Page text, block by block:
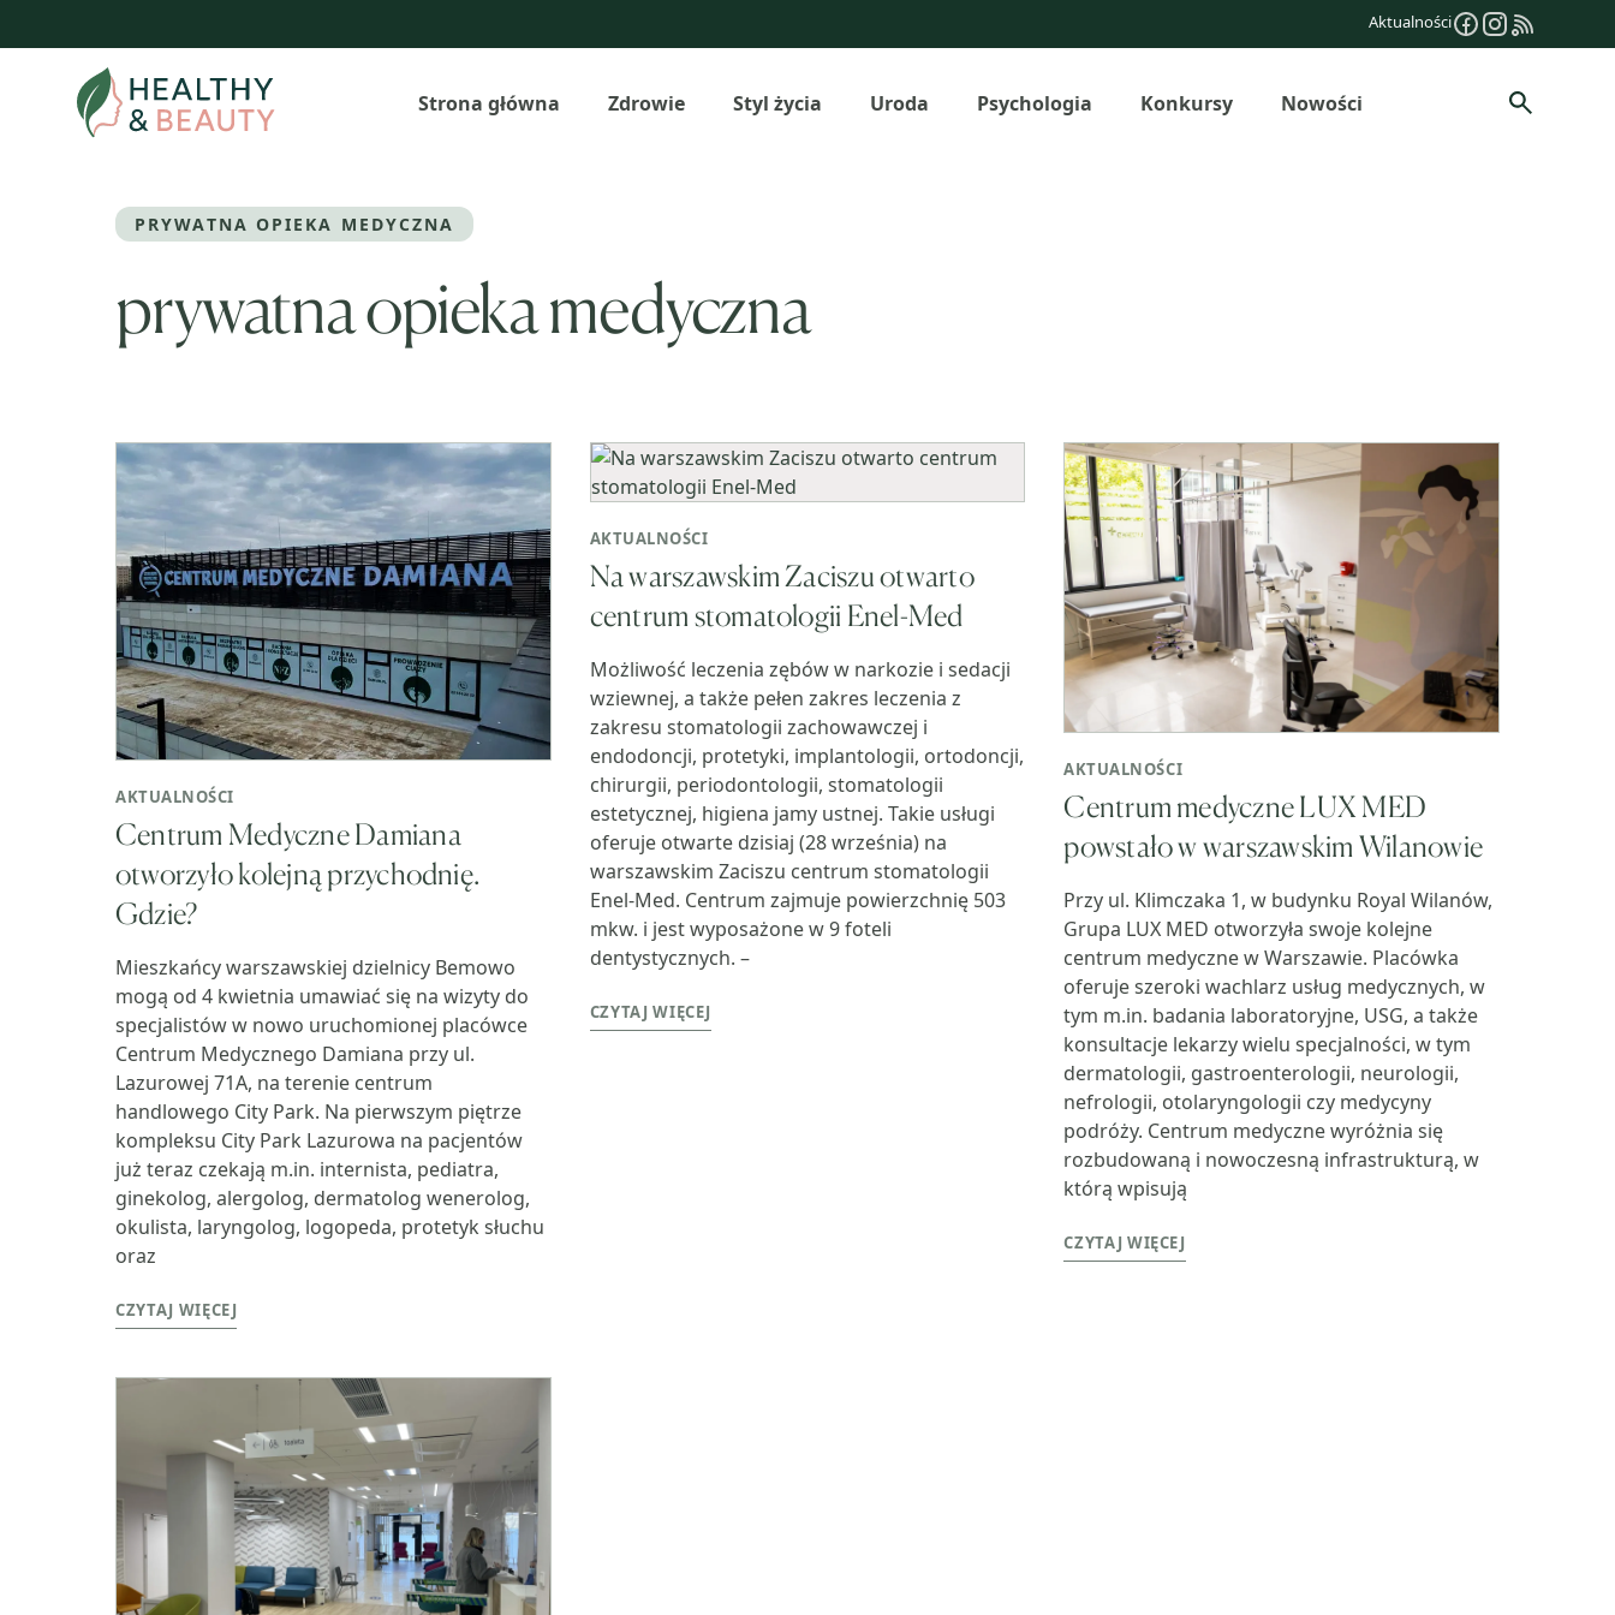
do
Aktualności
Strona główna Zdrowie Styl życia Uroda Psychologia Konkursy Nowości Szukaj
PRYWATNA OPIEKA MEDYCZNA
prywatna opieka medyczna
AKTUALNOŚCI
Centrum Medyczne Damiana
otworzyło kolejną przychodnię.
Gdzie?
Mieszkańcy warszawskiej dzielnicy Bemowo
mogą od 4 kwietnia umawiać się na wizyty do
specjalistów w nowo uruchomionej placówce
Centrum Medycznego Damiana przy ul.
Lazurowej 71A, na terenie centrum
handlowego City Park. Na pierwszym piętrze
kompleksu City Park Lazurowa na pacjentów
już teraz czekają m.in. internista, pediatra,
ginekolog, alergolog, dermatolog wenerolog,
okulista, laryngolog, logopeda, protetyk słuchu
oraz
CZYTAJ WIĘCEJ
AKTUALNOŚCI
Na warszawskim Zaciszu otwarto
centrum stomatologii Enel-Med
Możliwość leczenia zębów w narkozie i sedacji
wziewnej, a także pełen zakres leczenia z
zakresu stomatologii zachowawczej i
endodoncji, protetyki, implantologii, ortodoncji,
chirurgii, periodontologii, stomatologii
estetycznej, higiena jamy ustnej. Takie usługi
oferuje otwarte dzisiaj (28 września) na
warszawskim Zaciszu centrum stomatologii
Enel-Med. Centrum zajmuje powierzchnię 503
mkw. i jest wyposażone w 9 foteli
dentystycznych. –
CZYTAJ WIĘCEJ
AKTUALNOŚCI
Centrum medyczne LUX MED
powstało w warszawskim Wilanowie
Przy ul. Klimczaka 1, w budynku Royal Wilanów,
Grupa LUX MED otworzyła swoje kolejne
centrum medyczne w Warszawie. Placówka
oferuje szeroki wachlarz usług medycznych, w
tym m.in. badania laboratoryjne, USG, a także
konsultacje lekarzy wielu specjalności, w tym
dermatologii, gastroenterologii, neurologii,
nefrologii, otolaryngologii czy medycyny
podróży. Centrum medyczne wyróżnia się
rozbudowaną i nowoczesną infrastrukturą, w
którą wpisują
CZYTAJ WIĘCEJ